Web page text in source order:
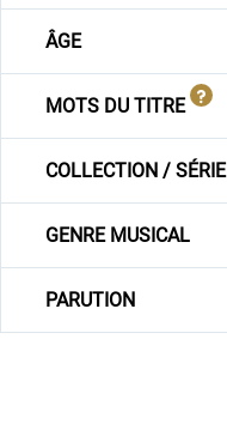
ÂGE
MOTS DU TITRE
COLLECTION / SÉRIE
GENRE MUSICAL
PARUTION